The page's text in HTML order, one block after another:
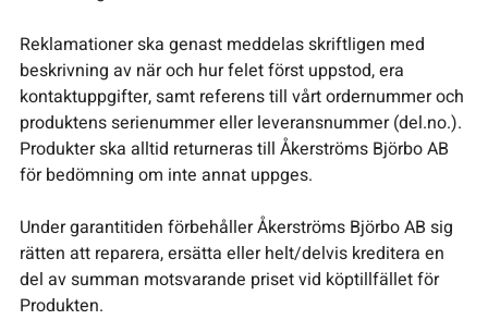
Reklamationer ska genast meddelas skriftligen med
beskrivning av när och hur felet först uppstod, era
kontaktuppgifter, samt referens till vårt ordernummer och
produktens serienummer eller leveransnummer (del.no.).
Produkter ska alltid returneras till Åkerströms Björbo AB
för bedömning om inte annat uppges.
Under garantitiden förbehåller Åkerströms Björbo AB sig
rätten att reparera, ersätta eller helt/delvis kreditera en
del av summan motsvarande priset vid köptillfället för
Produkten.